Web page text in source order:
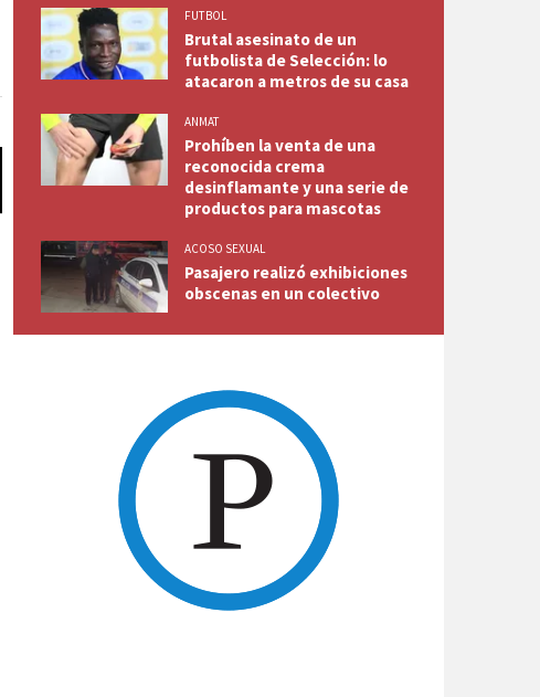
FUTBOL
Brutal asesinato de un
futbolista de Selección: lo
atacaron a metros de su casa
ANMAT
Prohíben la venta de una
reconocida crema
desinflamante y una serie de
productos para mascotas
ACOSO SEXUAL
Pasajero realizó exhibiciones
obscenas en un colectivo